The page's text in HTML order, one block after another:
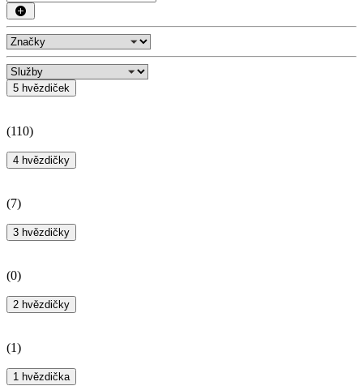
5 hvězdiček
(110)
4 hvězdičky
(7)
3 hvězdičky
(0)
2 hvězdičky
(1)
1 hvězdička